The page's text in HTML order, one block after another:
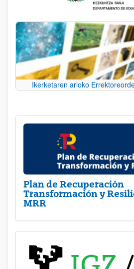
Ikerketaren arloko
Plan de Recuperación
Transformación y
MRR